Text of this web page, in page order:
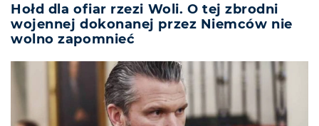
Hołd dla ofiar rzezi Woli. O tej zbrodni
wojennej dokonanej przez Niemców nie
wolno zapomnieć